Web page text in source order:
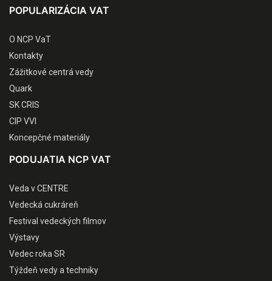
POPULARIZÁCIA VAT
O NCP VaT
Kontakty
Zážitkové centrá vedy
Quark
SK CRIS
CIP VVI
Koncepčné materiály
PODUJATIA NCP VAT
Veda v CENTRE
Vedecká cukráreň
Festival vedeckých filmov
Výstavy
Vedec roka SR
Týždeň vedy a techniky